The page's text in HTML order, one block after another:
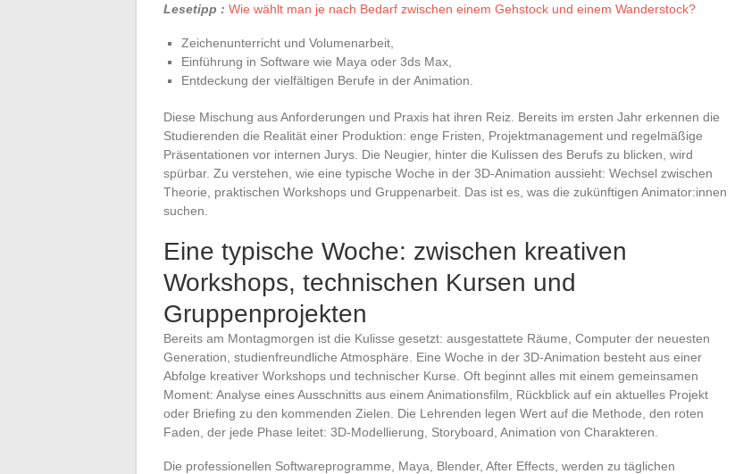
Lesetipp : Wie wählt man je nach Bedarf zwischen einem Gehstock und einem Wanderstock?
Zeichenunterricht und Volumenarbeit,
Einführung in Software wie Maya oder 3ds Max,
Entdeckung der vielfältigen Berufe in der Animation.
Diese Mischung aus Anforderungen und Praxis hat ihren Reiz. Bereits im ersten Jahr erkennen die
Studierenden die Realität einer Produktion: enge Fristen, Projektmanagement und regelmäßige
Präsentationen vor internen Jurys. Die Neugier, hinter die Kulissen des Berufs zu blicken, wird
spürbar. Zu verstehen, wie eine typische Woche in der 3D-Animation aussieht: Wechsel zwischen
Theorie, praktischen Workshops und Gruppenarbeit. Das ist es, was die zukünftigen Animator:innen
suchen.
Eine typische Woche: zwischen kreativen
Workshops, technischen Kursen und
Gruppenprojekten
Bereits am Montagmorgen ist die Kulisse gesetzt: ausgestattete Räume, Computer der neuesten
Generation, studienfreundliche Atmosphäre. Eine Woche in der 3D-Animation besteht aus einer
Abfolge kreativer Workshops und technischer Kurse. Oft beginnt alles mit einem gemeinsamen
Moment: Analyse eines Ausschnitts aus einem Animationsfilm, Rückblick auf ein aktuelles Projekt
oder Briefing zu den kommenden Zielen. Die Lehrenden legen Wert auf die Methode, den roten
Faden, der jede Phase leitet: 3D-Modellierung, Storyboard, Animation von Charakteren.
Die professionellen Softwareprogramme, Maya, Blender, After Effects, werden zu täglichen